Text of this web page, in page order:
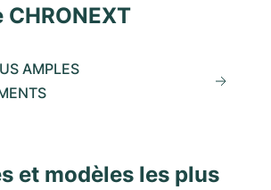
AMPLES
et modèles les plus